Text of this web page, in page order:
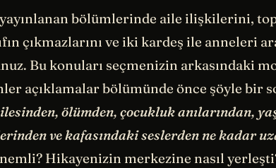
bölümlerinde aile ilişkilerini,
çıkmazlarını ve iki kardeş ile anneleri
Bu konuları seçmenizin arkasındaki
açıklamalar bölümünde önce şöyle bir
ölümden, çocukluk anılarından,
ve kafasındaki seslerden ne kadar
Hikayenizin merkezine nasıl